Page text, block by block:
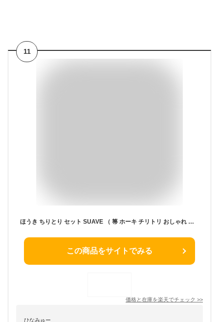
11
ほうき ちりとり セット SUAVE （ 箒 ホーキ チリトリ おしゃれ やわらかい ダストパン 玄関 ベランダ ほうき収納 手ぼうき 庭 ホウキ 外掃除 掃き掃除 掃除用品 レトロ ベージュ ブルー レッド ） 【3980円以上送料無料】
この商品をサイトでみる
価格と在庫を楽天でチェック >>
ひなみゅー